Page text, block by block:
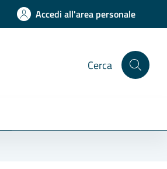
Accedi all'area personale
Cerca